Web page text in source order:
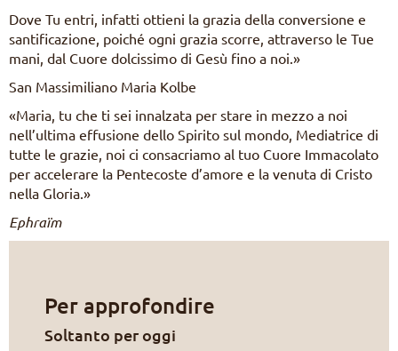
Dove Tu entri, infatti ottieni la grazia della conversione e
santificazione, poiché ogni grazia scorre, attraverso le Tue
mani, dal Cuore dolcissimo di Gesù fino a noi.»
San Massimiliano Maria Kolbe
«Maria, tu che ti sei innalzata per stare in mezzo a noi
nell’ultima effusione dello Spirito sul mondo, Mediatrice di
tutte le grazie, noi ci consacriamo al tuo Cuore Immacolato
per accelerare la Pentecoste d’amore e la venuta di Cristo
nella Gloria.»
Ephraïm
Per approfondire
Soltanto per oggi